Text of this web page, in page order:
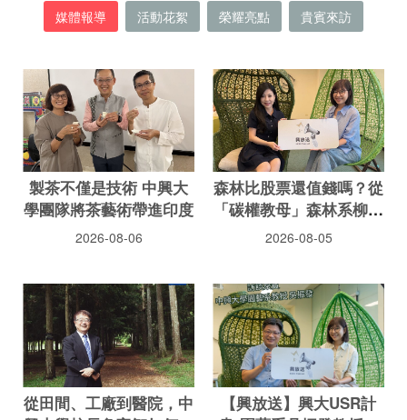
媒體報導 活動花絮 榮耀亮點 貴賓來訪
製茶不僅是技術 中興大
學團隊將茶藝術帶進印度
2026-08-06
森林比股票還值錢嗎？從
「碳權教母」森林系柳婉
郁教授的視野看綠色新經
2026-08-05
從田間、工廠到醫院，中
【興放送】興大USR計